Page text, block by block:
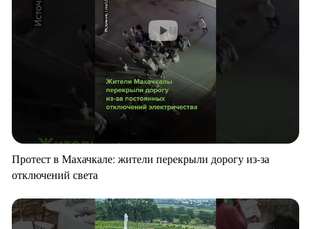
Протест в Махачкале: жители перекрыли дорогу из-за
отключений света